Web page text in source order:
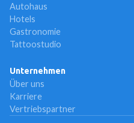
Autohaus
Hotels
Gastronomie
Tattoostudio
Unternehmen
Über uns
Karriere
Vertriebspartner